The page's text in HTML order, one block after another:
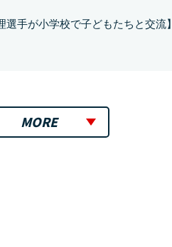
手が小学校で子どもたちと交流】
MORE